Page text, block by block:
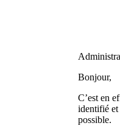
Bonjour,
C’est en
identifié et
possible.